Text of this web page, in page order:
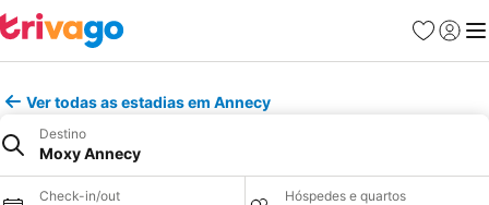
Favoritos
Iniciar
Ver todas as estadias em Annecy
Destino
Moxy Annecy
Check-in/out Hóspedes e quartos